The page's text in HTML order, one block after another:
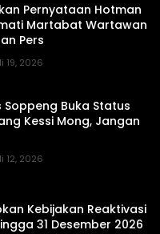
Pernyataan Hotman
Martabat Wartawan
Pers
19, 2026
Soppeng Buka Status
Kessi Mong, Jangan
12, 2026
Kebijakan Reaktivasi
31 Desember 2026